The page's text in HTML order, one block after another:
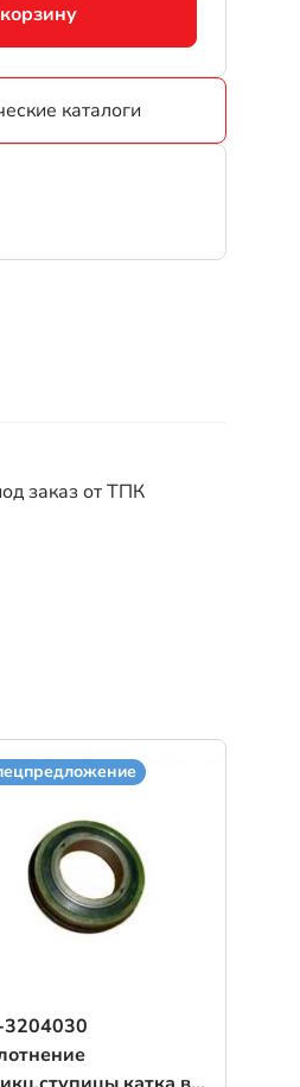
каталоги
заказ от ТПК